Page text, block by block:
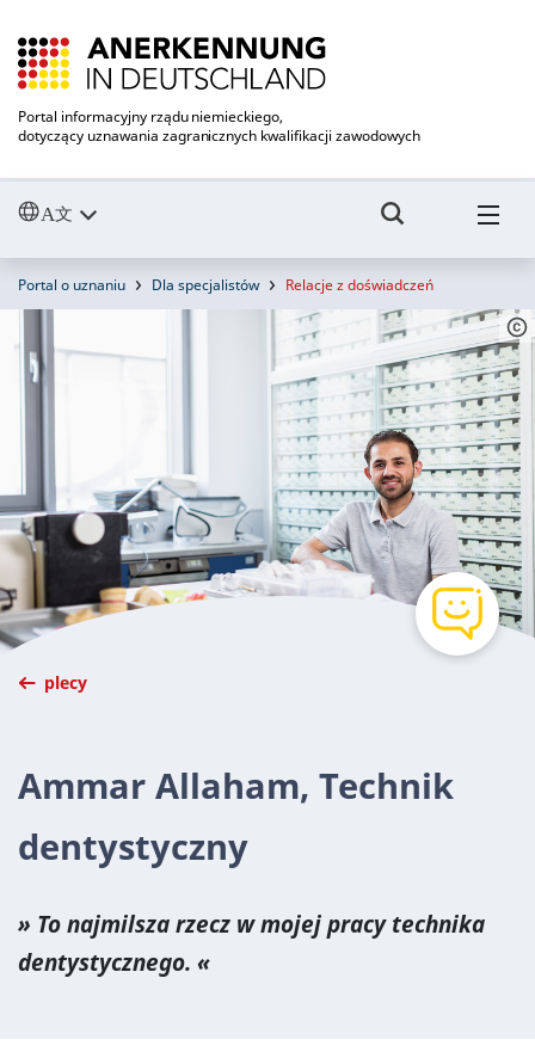
Portal informacyjny rządu niemieckiego,
dotyczący uznawania zagranicznych kwalifikacji zawodowych
Portal o uznaniu Dla specjalistów Relacje z doświadczeń
plecy
Ammar Allaham, Technik
dentystyczny
To najmilsza rzecz w mojej pracy technika
dentystycznego.